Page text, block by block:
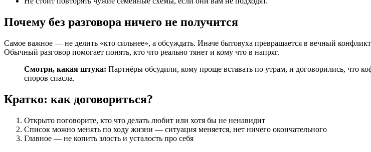
Почему без разговора ничего не получится
Самое важное — не делить «кто сильнее», а обсуждать. Иначе бытовуха превращается в вечный
Обычный разговор помогает понять, кто что реально тянет и кому что в напряг.
Смотри, какая штука: Партнёры обсудили, кому проще вставать по утрам, и договорились, что
споров спасла.
Кратко: как договориться?
Открыто поговорите, кто что делать любит или хотя бы не ненавидит
Список можно менять по ходу жизни — ситуация меняется, нет ничего окончательного
Главное — не копить злость и усталость про себя